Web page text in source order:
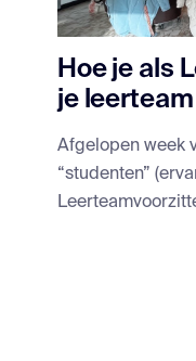
Hoe je als
je
Afgelopen week
“studenten”